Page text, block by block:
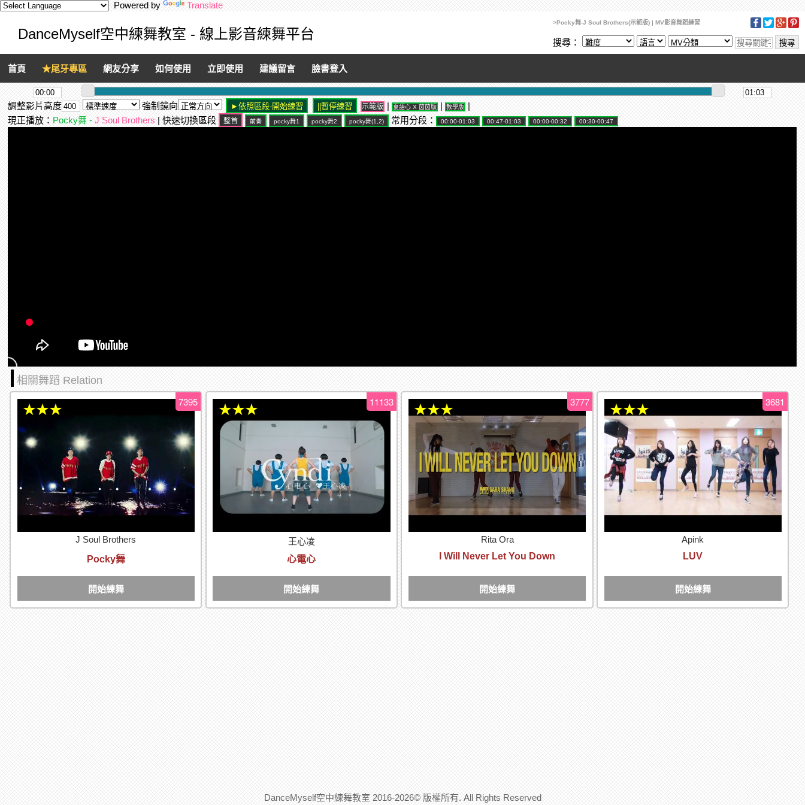
Powered by Translate
DanceMyself空中練舞教室 - 線上影音練舞平台
>Pocky舞-J Soul Brothers(示範版) | MV影音舞蹈練習
搜尋：
首頁 ★尾牙專區 網友分享 如何使用 立即使用 建議留言 臉書登入
調整影片高度 強制鏡向 示範版 | 夏語心 X 茵茵版 |教學版
|
現正播放： Pocky舞 -J Soul Brothers | 快速切換區段 常用分段：
相關舞蹈 Relation
J Soul Brothers
Pocky舞
開始練舞
7395
★★★
王心凌
心電心
開始練舞
11133
★★★
Rita Ora
I Will Never Let You Down
開始練舞
3777
★★★
Apink
LUV
開始練舞
3681
★★★
DanceMyself空中練舞教室 2016-2026© 版權所有. All Rights Reserved